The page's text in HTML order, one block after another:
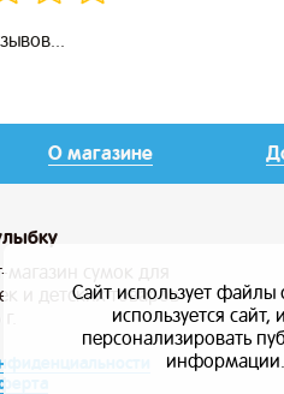
О магазине
сумок для
и детских товаров
Сайт использует
используется
персонализировать